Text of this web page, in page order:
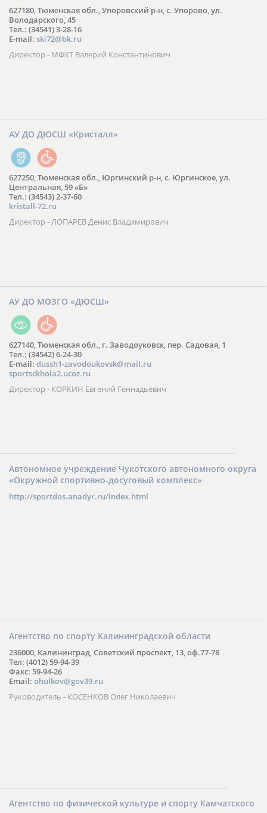
627180, Тюменская обл., Упоровский р-н, с. Упорово, ул.
Володарского, 45
Тел.: (34541) 3-28-16
E-mail: ski72@bk.ru
Директор - МФХТ Валерий Константинович
АУ ДО ДЮСШ «Кристалл»
627250, Тюменская обл., Юргинский р-н, с. Юргинское, ул.
Центральная, 59 «Б»
Тел.: (34543) 2-37-60
kristall-72.ru
Директор - ЛОПАРЕВ Денис Владимирович
АУ ДО МОЗГО «ДЮСШ»
627140, Тюменская обл., г. Заводоуковск, пер. Садовая, 1
Тел.: (34542) 6-24-30
​E-mail: dussh1-zavodoukovsk@mail.ru
sportsckhola2.ucoz.ru
Директор - КОРКИН Евгений Геннадьевич
Автономное учреждение Чукотского автономного округа
«Окружной спортивно-досуговый комплекс»
http://sportdos.anadyr.ru/index.html
Агентство по спорту Калининградской области
236000, Калининград, Советский проспект, 13, оф.77-78
Тел: (4012) 59-94-39
Факс: 59-94-26
Email: ohulkov@gov39.ru
Руководитель - КОСЕНКОВ Олег Николаевич
Агентство по физической культуре и спорту Камчатского